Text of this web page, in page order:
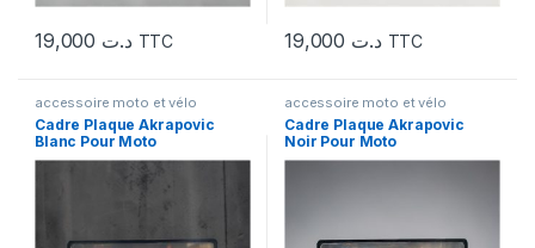
د.ت TTC د.ت TTC
accessoire moto et vélo
Cadre Plaque Akrapovic
Blanc Pour Moto
accessoire moto et vélo
Cadre Plaque Akrapovic
Noir Pour Moto